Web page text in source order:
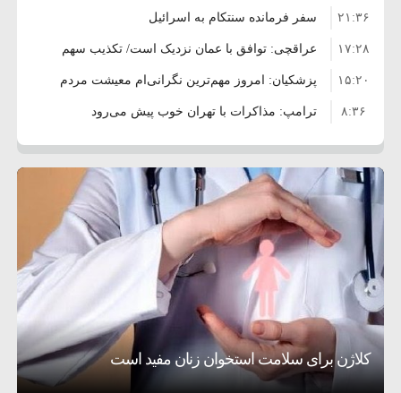
سفر فرمانده سنتکام به اسرائیل ۲۱:۳۶
عراقچی: توافق با عمان نزدیک است/ تکذیب سهم
۱۱ درصدی ایران از خزر
۱۷:۲۸
پزشکیان: امروز مهم‌ترین نگرانی‌ام معیشت مردم
است
۱۵:۲۰
ترامپ: مذاکرات با تهران خوب پیش می‌رود ۸:۳۶
بازداشت سفیر پیشین فلسطین در لبنان به اتهام
فساد و اختلاس اموال
۱۰:۳۳
حادثه دریایی در نزدیکی سواحل عمان ۵:۱۷
معاون دفتر پزشکیان: ادعای استعفای رئیس‌جمهور
واهی و کذب محض است
۴:۴۱
زمان و تاریخ مذاکرات آمریکا و ایران هنوز نهایی
نشده است
۲۰:۳۹
وزیر جنگ آمریکا: ماشین جنگی ما آماده حمله
نظامی علیه ایران است
۶:۵۰
موافقت ترامپ با لغو حمله به ایران ۶:۲۱
هشدار عراقچی به همتای عربستانی درباره
همراهی با آمریکا
۲:۱۵
کلاژن برای سلامت استخوان زنان مفید است
کمک خورشید به رفع ناترازی برق
تحسین کارگردان «جنگ و صلح» از سینمای ایران؛ روایتی از
عشق عمیق به مردم